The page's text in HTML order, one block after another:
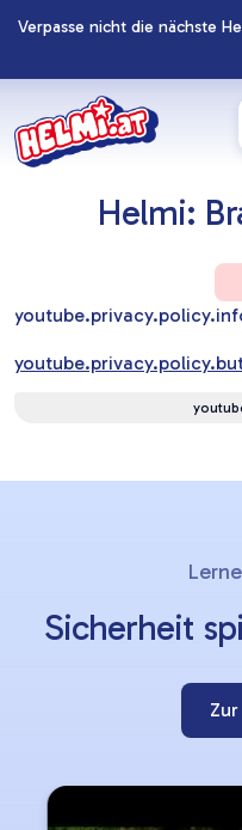
Navigation
Zum
Verpasse nicht die nächste
Helmi:
Sicherheit